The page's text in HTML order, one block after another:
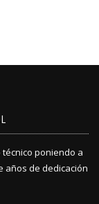
poniendo a
años de dedicación